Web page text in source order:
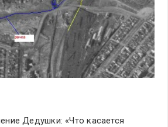
Дедушки: «Что касается